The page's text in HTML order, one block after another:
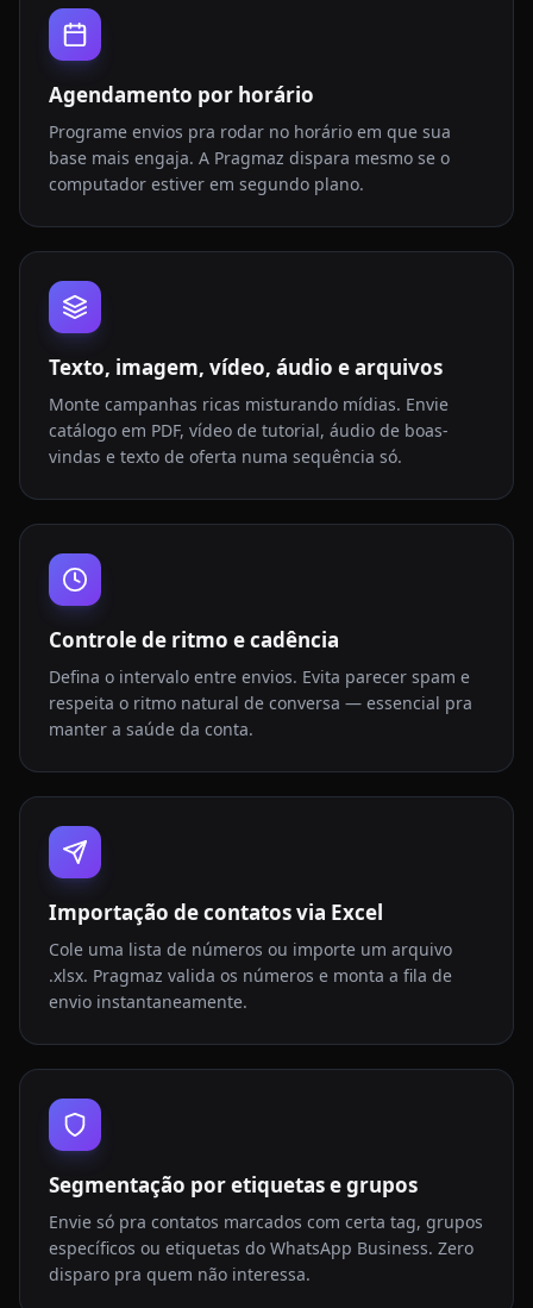
Agendamento por horário
Programe envios pra rodar no horário em que sua
base mais engaja. A Pragmaz dispara mesmo se o
computador estiver em segundo plano.
Texto, imagem, vídeo, áudio e arquivos
Monte campanhas ricas misturando mídias. Envie
catálogo em PDF, vídeo de tutorial, áudio de boas-
vindas e texto de oferta numa sequência só.
Controle de ritmo e cadência
Defina o intervalo entre envios. Evita parecer spam e
respeita o ritmo natural de conversa — essencial pra
manter a saúde da conta.
Importação de contatos via Excel
Cole uma lista de números ou importe um arquivo
.xlsx. Pragmaz valida os números e monta a fila de
envio instantaneamente.
Segmentação por etiquetas e grupos
Envie só pra contatos marcados com certa tag, grupos
específicos ou etiquetas do WhatsApp Business. Zero
disparo pra quem não interessa.